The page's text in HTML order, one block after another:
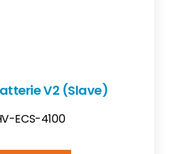
V2 (Slave)
ECS-4100